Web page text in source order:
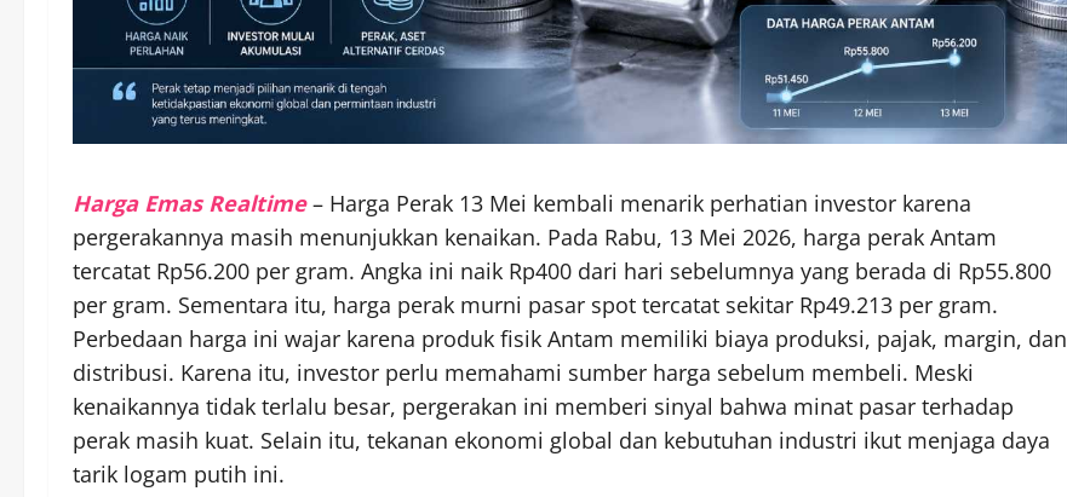
Harga Emas Realtime– Harga Perak 13 Mei kembali menarik perhatian investor karena
pergerakannya masih menunjukkan kenaikan. Pada Rabu, 13 Mei 2026, harga perak Antam
tercatat Rp56.200 per gram. Angka ini naik Rp400 dari hari sebelumnya yang berada di Rp55.800
per gram. Sementara itu, harga perak murni pasar spot tercatat sekitar Rp49.213 per gram.
Perbedaan harga ini wajar karena produk fisik Antam memiliki biaya produksi, pajak, margin, dan
distribusi. Karena itu, investor perlu memahami sumber harga sebelum membeli. Meski
kenaikannya tidak terlalu besar, pergerakan ini memberi sinyal bahwa minat pasar terhadap
perak masih kuat. Selain itu, tekanan ekonomi global dan kebutuhan industri ikut menjaga daya
tarik logam putih ini.